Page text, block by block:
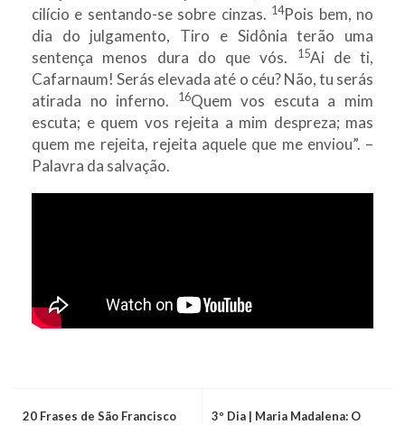
cilício e sentando-se sobre cinzas. 14Pois bem, no
dia do julgamento, Tiro e Sidônia terão uma
sentença menos dura do que vós.
15Ai de ti,
Cafarnaum! Serás elevada até o céu? Não, tu serás
atirada no inferno.
16Quem vos escuta a mim
escuta; e quem vos rejeita a mim despreza; mas
quem me rejeita, rejeita aquele que me enviou”. –
Palavra da salvação.
20 Frases de São Francisco
3º Dia | Maria Madalena: O